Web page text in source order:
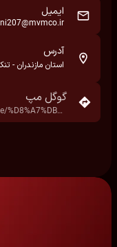
ایمیل
آدرس
استان مازندران -
گوگل مپ
https://www.google.com/maps/place/%D8%A7%DB%8C%D8%B3%D8%AA%DA%AF%D8%A7%D9%87+%D8%AA%D9%81%D8%B1%DB%8C%D8%AD%D8%A7%D8%AA+%D8%A2%D8%A8%DB%8C+%D8%A7%D9%85%D9%BE%D8%B1%D8%A7%D8%B7%D9%88%D8%B1%E2%80%AD/data=!4m7!3m6!1s0x3f8b8f614a3d2379:0x5b3c2cac0224b6fc!8m2!3d36.795696!4d50.9184018!16s%2Fg%2F11rgc12_jb!19sChIJeSM9SmGPiz8R_LYkAqwsPFs?hl=fa&rclk=1